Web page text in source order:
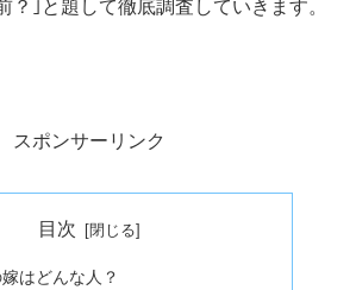
？｣と題して徹底調査していきます。
スポンサーリンク
目次
はどんな人？